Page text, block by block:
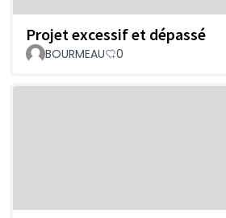
Projet excessif et dépassé
BOURMEAU 0